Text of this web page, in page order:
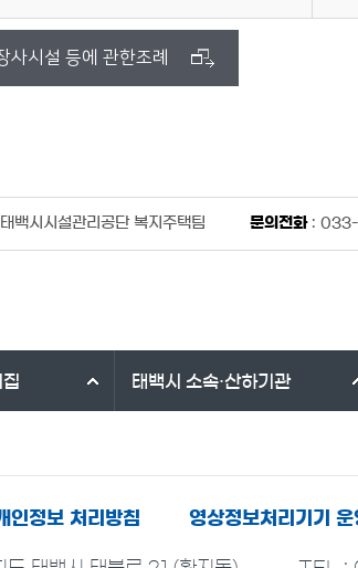
사시설 등에 관한조례
백시시설관리공단 복지주택팀 문의전화: 033-
태백시 소속·산하기관
인정보 처리방침 영상정보처리기기 운